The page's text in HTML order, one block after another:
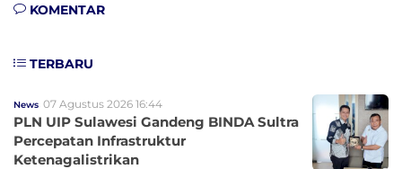
KOMENTAR
TERBARU
News 07 Agustus 2026 16:44
PLN UIP Sulawesi Gandeng BINDA Sultra
Percepatan Infrastruktur
Ketenagalistrikan